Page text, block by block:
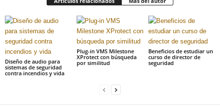
Diseño de audio para
sistemas de seguridad
contra incendios y vida
Plug-in VMS Milestone
XProtect con búsqueda
por similitud
Beneficios de estudiar un
curso de director de
seguridad